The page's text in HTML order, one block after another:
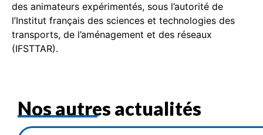
des animateurs expérimentés, sous l’autorité de
l’Institut français des sciences et technologies des
transports, de l’aménagement et des réseaux
(IFSTTAR).
Nos autres actualités